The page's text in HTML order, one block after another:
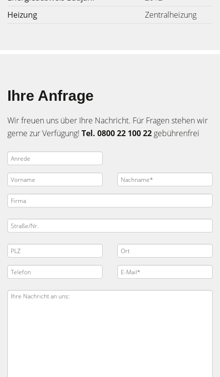
Heizung
Zentralheizung
Ihre Anfrage
Wir freuen uns über Ihre Nachricht. Für Fragen stehen wir
gerne zur Verfügung! Tel. 0800 22 100 22 gebührenfrei